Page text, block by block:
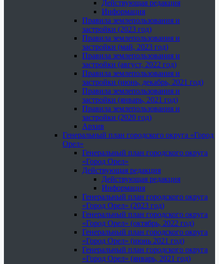
Действующая редакция
Информация
Правила землепользования и
застройки (2023 год)
Правила землепользования и
застройки (май, 2023 год)
Правила землепользования и
застройки (август, 2022 год)
Правила землепользования и
застройки (июнь, декабрь, 2021 год)
Правила землепользования и
застройки (январь, 2021 год)
Правила землепользования и
застройки (2020 год)
Архив
Генеральный план городского округа «Город
Орел»
Генеральный план городского округа
«Город Орел»
Действующая редакция
Действующая редакция
Информация
Генеральный план городского округа
«Город Орел» (2023 год)
Генеральный план городского округа
«Город Орел» (октябрь, 2022 год)
Генеральный план городского округа
«Город Орел» (июнь 2021 год)
Генеральный план городского округа
«Город Орел» (январь, 2021 год)